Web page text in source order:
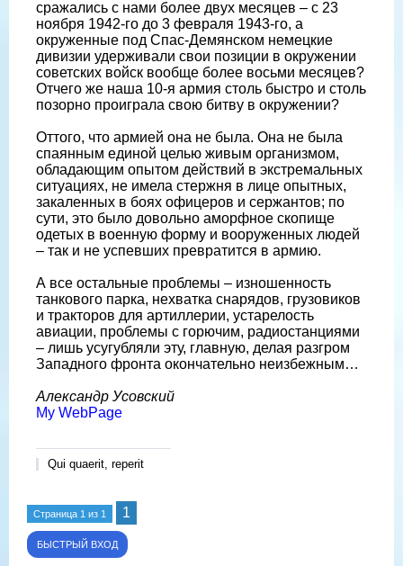
сражались с нами более двух месяцев – с 23
ноября 1942-го до 3 февраля 1943-го, а
окруженные под Спас-Демянском немецкие
дивизии удерживали свои позиции в окружении
советских войск вообще более восьми месяцев?
Отчего же наша 10-я армия столь быстро и столь
позорно проиграла свою битву в окружении?
Оттого, что армией она не была. Она не была
спаянным единой целью живым организмом,
обладающим опытом действий в экстремальных
ситуациях, не имела стержня в лице опытных,
закаленных в боях офицеров и сержантов; по
сути, это было довольно аморфное скопище
одетых в военную форму и вооруженных людей
– так и не успевших превратится в армию.
А все остальные проблемы – изношенность
танкового парка, нехватка снарядов, грузовиков
и тракторов для артиллерии, устарелость
авиации, проблемы с горючим, радиостанциями
– лишь усугубляли эту, главную, делая разгром
Западного фронта окончательно неизбежным…
Александр Усовский
My WebPage
Qui quaerit, reperit
Страница 1 из 1 1